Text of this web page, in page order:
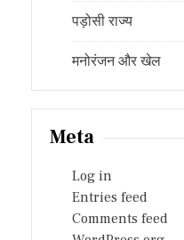
पड़ोसी राज्य
मनोरंजन और खेल
Meta
Log in
Entries feed
Comments feed